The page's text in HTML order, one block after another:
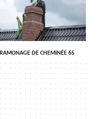
RAMONAGE DE CHEMINÉE 65